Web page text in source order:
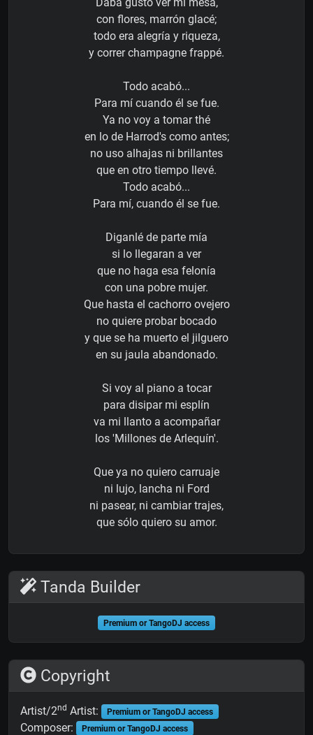
con flores, marrón glacé;
todo era alegría y riqueza,
y correr champagne frappé.
Todo acabó...
Para mí cuando él se fue.
Ya no voy a tomar thé
en lo de Harrod's como antes;
no uso alhajas ni brillantes
que en otro tiempo llevé.
Todo acabó...
Para mí, cuando él se fue.
Diganlé de parte mía
si lo llegaran a ver
que no haga esa felonía
con una pobre mujer.
Que hasta el cachorro ovejero
no quiere probar bocado
y que se ha muerto el jilguero
en su jaula abandonado.
Si voy al piano a tocar
para disipar mi esplín
va mi llanto a acompañar
los 'Millones de Arlequín'.
Que ya no quiero carruaje
ni lujo, lancha ni Ford
ni pasear, ni cambiar trajes,
que sólo quiero su amor.
Tanda Builder
Premium or TangoDJ access
Copyright
Artist/2nd Artist: Premium or TangoDJ access
Composer: Premium or TangoDJ access